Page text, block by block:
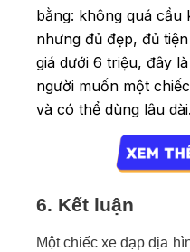
bằng: không quá cầu
nhưng đủ đẹp, đủ
giá dưới 6 triệu, đây
người muốn một
và có thể dùng lâu dài.
6. Kết luận
Một chiếc xe đạp địa